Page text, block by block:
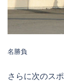
名勝負
さらに次のス